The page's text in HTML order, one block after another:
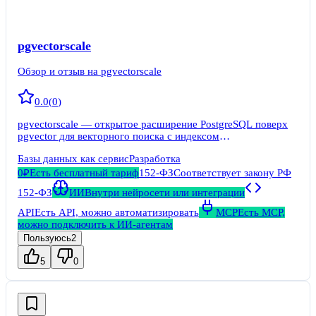
pgvectorscale
Обзор и отзыв на pgvectorscale
0.0(0)
pgvectorscale — открытое расширение PostgreSQL поверх
pgvector для векторного поиска с индексом
квантованием и фильтрацией по меткам.
Базы данных как сервисРазработка
0₽Есть бесплатный тариф152-ФЗСоответствует закону РФ
152-ФЗ
ИИВнутри нейросети или интеграции
APIЕсть API, можно автоматизировать MCPЕсть MCP,
можно подключить к ИИ-агентам
Пользуюсь2
5 0